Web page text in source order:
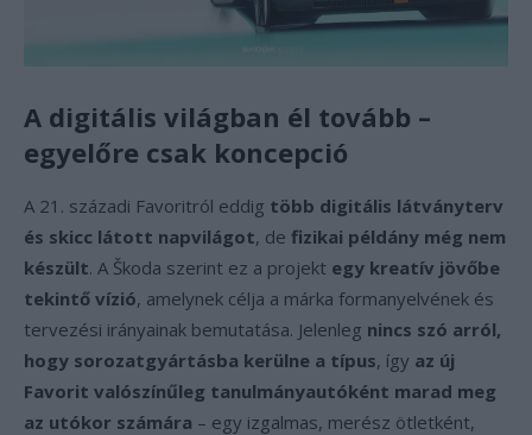
A digitális világban él tovább –
egyelőre csak koncepció
A 21. századi Favoritról eddig több digitális látványterv
és skicc látott napvilágot, de fizikai példány még nem
készült. A Škoda szerint ez a projekt egy kreatív jövőbe
tekintő vízió, amelynek célja a márka formanyelvének és
tervezési irányainak bemutatása. Jelenleg nincs szó arról,
hogy sorozatgyártásba kerülne a típus, így az új
Favorit valószínűleg tanulmányautóként marad meg
az utókor számára – egy izgalmas, merész ötletként,